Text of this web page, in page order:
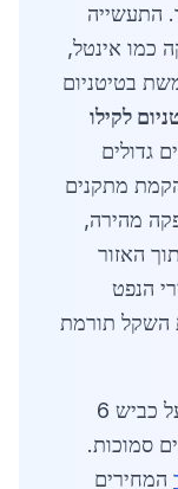
התעשייה
כמו אינטל,
בטיטניום
לקילו
גדולים
מתקנים
מהירה,
48 שעות בתוך האזור
הנפט
השקל תורמת
קריית גת ממוקמת באופן אסטרטגי על כביש 6
סמוכות.
המחירים